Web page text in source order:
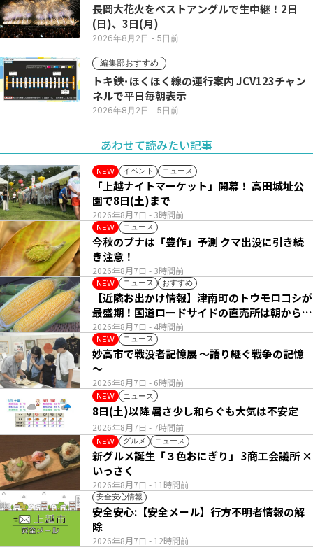
長岡大花火をベストアングルで生中継！2日
(日)、3日(月)
2026年8月2日 - 5日前
編集部おすすめ
トキ鉄･ほくほく線の運行案内 JCV123チャン
ネルで平日毎朝表示
2026年8月2日 - 5日前
あわせて読みたい記事
NEW イベント ニュース
2026年8月7日 - 3時間前
「上越ナイトマーケット」開幕！ 高田城址公
園で8日(土)まで
NEW ニュース
2026年8月7日 - 3時間前
今秋のブナは「豊作」予測 クマ出没に引き続
き注意！
NEW ニュース おすすめ
2026年8月7日 - 4時間前
【近隣お出かけ情報】津南町のトウモロコシが
最盛期！国道ロードサイドの直売所は朝から長
い列
NEW ニュース
2026年8月7日 - 6時間前
妙高市で戦没者記憶展 ～語り継ぐ戦争の記憶
～
NEW ニュース
2026年8月7日 - 7時間前
8日(土)以降 暑さ少し和らぐも大気は不安定
NEW グルメ ニュース
2026年8月7日 - 11時間前
新グルメ誕生「３色おにぎり」 3商工会議所 ×
いっさく
安全安心情報
2026年8月7日 - 12時間前
安全安心:【安全メール】行方不明者情報の解
除